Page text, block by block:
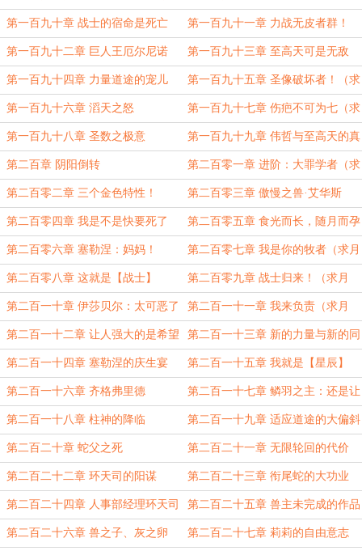
第一百九十章 战士的宿命是死亡 第一百九十一章 力战无皮者群！
第一百九十二章 巨人王厄尔尼诺 第一百九十三章 至高天可是无敌
的!
第一百九十四章 力量道途的宠儿 第一百九十五章 圣像破坏者！（求
月票！）
第一百九十六章 滔天之怒 第一百九十七章 伤疤不可为七（求
月票！）
第一百九十八章 圣数之极意 第一百九十九章 伟哲与至高天的真
名
第二百章 阴阳倒转 第二百零一章 进阶：大罪学者（求
月票！）
第二百零二章 三个金色特性！ 第二百零三章 傲慢之兽·艾华斯
（求月票）
第二百零四章 我是不是快要死了 第二百零五章 食光而长，随月而孕
第二百零六章 塞勒涅：妈妈！ 第二百零七章 我是你的牧者（求月
票）
第二百零八章 这就是【战士】 第二百零九章 战士归来！（求月
票）
第二百一十章 伊莎贝尔：太可恶了 第二百一十一章 我来负责（求月
票！）
第二百一十二章 让人强大的是希望
与爱
第二百一十三章 新的力量与新的同
伴
第二百一十四章 塞勒涅的庆生宴 第二百一十五章 我就是【星辰】
第二百一十六章 齐格弗里德 第二百一十七章 鳞羽之主：还是让
我来吧
第二百一十八章 柱神的降临 第二百一十九章 适应道途的大偏斜
第二百二十章 蛇父之死 第二百二十一章 无限轮回的代价
第二百二十二章 环天司的阳谋 第二百二十三章 衔尾蛇的大功业
第二百二十四章 人事部经理环天司 第二百二十五章 兽主未完成的作品
第二百二十六章 兽之子、灰之卵 第二百二十七章 莉莉的自由意志